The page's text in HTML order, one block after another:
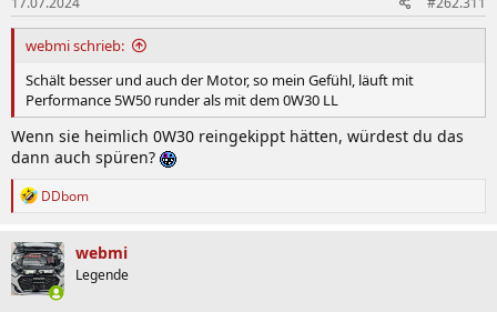
n
:
webmi schrieb:
Schält besser und auch der Motor, so mein Gefühl, läuft mit
Performance 5W50 runder als mit dem 0W30 LL
Wenn sie heimlich 0W30 reingekippt hätten, würdest du das
dann auch spüren?
R
k
t
i
o
DDbom
webmi
Legende